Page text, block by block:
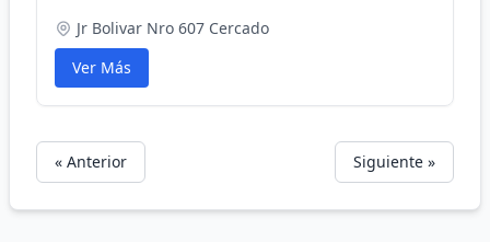
Jr Bolivar Nro 607 Cercado
Ver Más
« Anterior Siguiente »